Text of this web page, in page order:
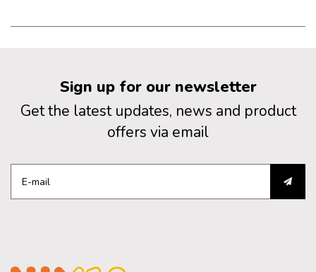
Sign up for our newsletter
Get the latest updates, news and product
offers via email